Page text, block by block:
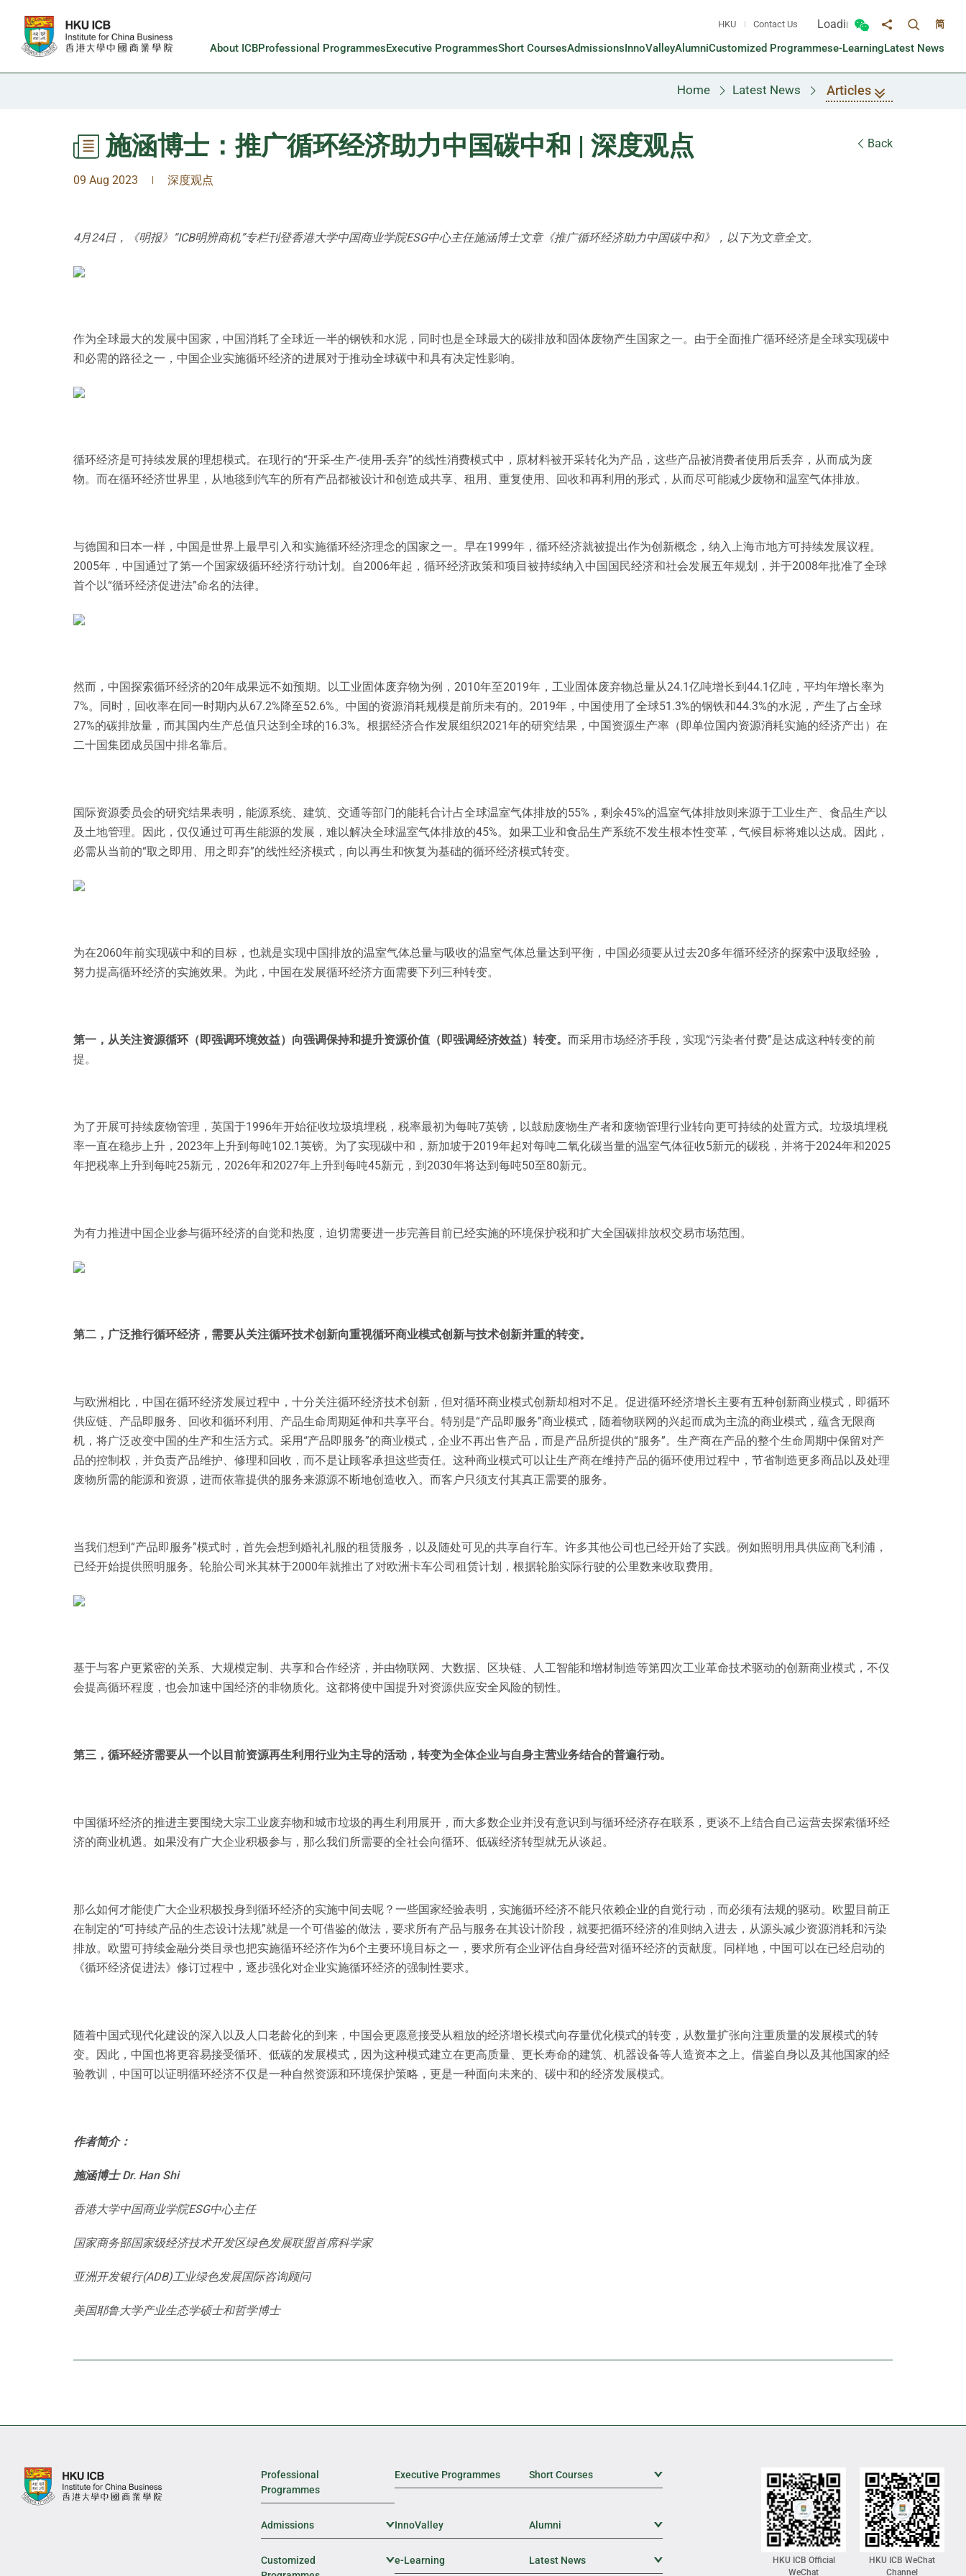
HKU Contact Us Loading...
Toggle Wechat panel
Share toToggle
简
About ICBProfessional ProgrammesExecutive ProgrammesShort CoursesAdmissionsInnoValleyAlumniCustomized Programmese-LearningLatest News
Home Latest News Articles
施涵博士：推广循环经济助力中国碳中和 | 深度观点 Back
09 Aug 2023 | 深度观点
4月24日，《明报》“ICB明辨商机”专栏刊登香港大学中国商业学院ESG中心主任施涵博士文章《推广循环经济助力中国碳中和》，以下为文章全文。
作为全球最大的发展中国家，中国消耗了全球近一半的钢铁和水泥，同时也是全球最大的碳排放和固体废物产生国家之一。由于全面推广循环经济是全球实现碳中
和必需的路径之一，中国企业实施循环经济的进展对于推动全球碳中和具有决定性影响。
循环经济是可持续发展的理想模式。在现行的“开采-生产-使用-丢弃”的线性消费模式中，原材料被开采转化为产品，这些产品被消费者使用后丢弃，从而成为废
物。而在循环经济世界里，从地毯到汽车的所有产品都被设计和创造成共享、租用、重复使用、回收和再利用的形式，从而尽可能减少废物和温室气体排放。
与德国和日本一样，中国是世界上最早引入和实施循环经济理念的国家之一。早在1999年，循环经济就被提出作为创新概念，纳入上海市地方可持续发展议程。
2005年，中国通过了第一个国家级循环经济行动计划。自2006年起，循环经济政策和项目被持续纳入中国国民经济和社会发展五年规划，并于2008年批准了全球
首个以“循环经济促进法”命名的法律。
然而，中国探索循环经济的20年成果远不如预期。以工业固体废弃物为例，2010年至2019年，工业固体废弃物总量从24.1亿吨增长到44.1亿吨，平均年增长率为
7%。同时，回收率在同一时期内从67.2%降至52.6%。中国的资源消耗规模是前所未有的。2019年，中国使用了全球51.3%的钢铁和44.3%的水泥，产生了占全球
27%的碳排放量，而其国内生产总值只达到全球的16.3%。根据经济合作发展组织2021年的研究结果，中国资源生产率（即单位国内资源消耗实施的经济产出）在
二十国集团成员国中排名靠后。
国际资源委员会的研究结果表明，能源系统、建筑、交通等部门的能耗合计占全球温室气体排放的55%，剩余45%的温室气体排放则来源于工业生产、食品生产以
及土地管理。因此，仅仅通过可再生能源的发展，难以解决全球温室气体排放的45%。如果工业和食品生产系统不发生根本性变革，气候目标将难以达成。因此，
必需从当前的“取之即用、用之即弃”的线性经济模式，向以再生和恢复为基础的循环经济模式转变。
为在2060年前实现碳中和的目标，也就是实现中国排放的温室气体总量与吸收的温室气体总量达到平衡，中国必须要从过去20多年循环经济的探索中汲取经验，
努力提高循环经济的实施效果。为此，中国在发展循环经济方面需要下列三种转变。
第一，从关注资源循环（即强调环境效益）向强调保持和提升资源价值（即强调经济效益）转变。 而采用市场经济手段，实现“污染者付费”是达成这种转变的前
提。
为了开展可持续废物管理，英国于1996年开始征收垃圾填埋税，税率最初为每吨7英镑，以鼓励废物生产者和废物管理行业转向更可持续的处置方式。垃圾填埋税
率一直在稳步上升，2023年上升到每吨102.1英镑。为了实现碳中和，新加坡于2019年起对每吨二氧化碳当量的温室气体征收5新元的碳税，并将于2024年和2025
年把税率上升到每吨25新元，2026年和2027年上升到每吨45新元，到2030年将达到每吨50至80新元。
为有力推进中国企业参与循环经济的自觉和热度，迫切需要进一步完善目前已经实施的环境保护税和扩大全国碳排放权交易市场范围。
第二，广泛推行循环经济，需要从关注循环技术创新向重视循环商业模式创新与技术创新并重的转变。
与欧洲相比，中国在循环经济发展过程中，十分关注循环经济技术创新，但对循环商业模式创新却相对不足。促进循环经济增长主要有五种创新商业模式，即循环
供应链、产品即服务、回收和循环利用、产品生命周期延伸和共享平台。特别是“产品即服务”商业模式，随着物联网的兴起而成为主流的商业模式，蕴含无限商
机，将广泛改变中国的生产和生活方式。采用“产品即服务”的商业模式，企业不再出售产品，而是产品所提供的“服务”。生产商在产品的整个生命周期中保留对产
品的控制权，并负责产品维护、修理和回收，而不是让顾客承担这些责任。这种商业模式可以让生产商在维持产品的循环使用过程中，节省制造更多商品以及处理
废物所需的能源和资源，进而依靠提供的服务来源源不断地创造收入。而客户只须支付其真正需要的服务。
当我们想到“产品即服务”模式时，首先会想到婚礼礼服的租赁服务，以及随处可见的共享自行车。许多其他公司也已经开始了实践。例如照明用具供应商飞利浦，
已经开始提供照明服务。轮胎公司米其林于2000年就推出了对欧洲卡车公司租赁计划，根据轮胎实际行驶的公里数来收取费用。
基于与客户更紧密的关系、大规模定制、共享和合作经济，并由物联网、大数据、区块链、人工智能和增材制造等第四次工业革命技术驱动的创新商业模式，不仅
会提高循环程度，也会加速中国经济的非物质化。这都将使中国提升对资源供应安全风险的韧性。
第三，循环经济需要从一个以目前资源再生利用行业为主导的活动，转变为全体企业与自身主营业务结合的普遍行动。
中国循环经济的推进主要围绕大宗工业废弃物和城市垃圾的再生利用展开，而大多数企业并没有意识到与循环经济存在联系，更谈不上结合自己运营去探索循环经
济的商业机遇。如果没有广大企业积极参与，那么我们所需要的全社会向循环、低碳经济转型就无从谈起。
那么如何才能使广大企业积极投身到循环经济的实施中间去呢？一些国家经验表明，实施循环经济不能只依赖企业的自觉行动，而必须有法规的驱动。欧盟目前正
在制定的“可持续产品的生态设计法规”就是一个可借鉴的做法，要求所有产品与服务在其设计阶段，就要把循环经济的准则纳入进去，从源头减少资源消耗和污染
排放。欧盟可持续金融分类目录也把实施循环经济作为6个主要环境目标之一，要求所有企业评估自身经营对循环经济的贡献度。同样地，中国可以在已经启动的
《循环经济促进法》修订过程中，逐步强化对企业实施循环经济的强制性要求。
随着中国式现代化建设的深入以及人口老龄化的到来，中国会更愿意接受从粗放的经济增长模式向存量优化模式的转变，从数量扩张向注重质量的发展模式的转
变。因此，中国也将更容易接受循环、低碳的发展模式，因为这种模式建立在更高质量、更长寿命的建筑、机器设备等人造资本之上。借鉴自身以及其他国家的经
验教训，中国可以证明循环经济不仅是一种自然资源和环境保护策略，更是一种面向未来的、碳中和的经济发展模式。
作者简介：
施涵博士 Dr. Han Shi
香港大学中国商业学院ESG中心主任
国家商务部国家级经济技术开发区绿色发展联盟首席科学家
亚洲开发银行(ADB)工业绿色发展国际咨询顾问
美国耶鲁大学产业生态学硕士和哲学博士
Professional
Programmes
Executive Programmes Short Courses
Admissions Expand Sub Level
InnoValley Alumni
Customized
Expand Sub Level
e-Learning Latest News
HKU ICB Official
WeChat
HKU ICB WeChat
Channel